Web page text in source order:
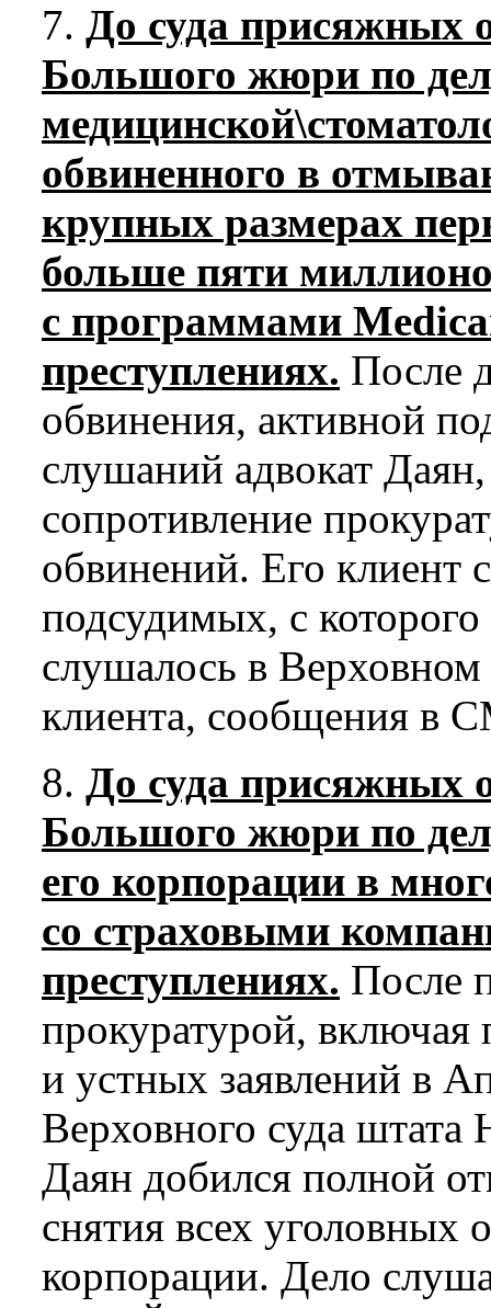
7. До суда присяжных
Большого жюри по
обвиненного в
крупных размерах
больше пяти
с программами
преступлениях. После
обвинения, активной
слушаний адвокат
сопротивление
обвинений. Его клиент
подсудимых, с
слушалось в
клиента, сообщения в
8. До суда присяжных
Большого жюри по
его корпорации в
со страховыми
преступлениях. После
прокуратурой, включая
и устных заявлений в
Верховного суда
Даян добился полной
снятия всех уголовных
корпорации. Дело